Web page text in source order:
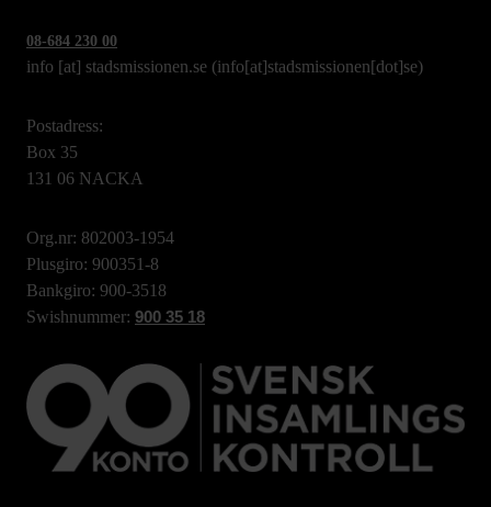
08-684 230 00
info [at] stadsmissionen.se (info[at]stadsmissionen[dot]se)
Postadress:
Box 35
131 06 NACKA
Org.nr: 802003-1954
Plusgiro: 900351-8
Bankgiro: 900-3518
Swishnummer: 900 35 18